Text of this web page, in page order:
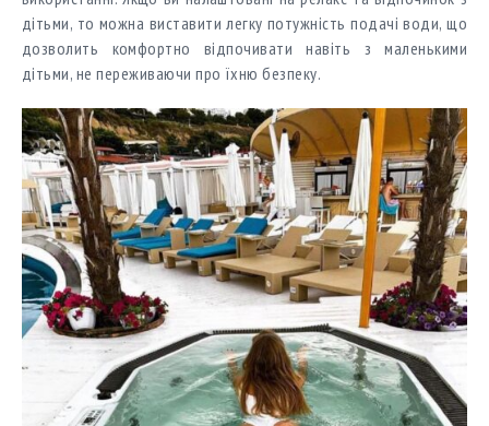
дітьми, то можна виставити легку потужність подачі води, що
дозволить комфортно відпочивати навіть з маленькими
дітьми, не переживаючи про їхню безпеку.